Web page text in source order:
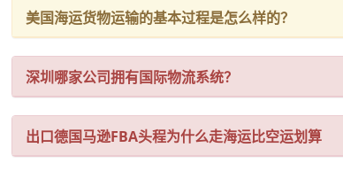
美国海运货物运输的基本过程是怎么样的？
深圳哪家公司拥有国际物流系统？
出口德国马逊FBA头程为什么走海运比空运划算